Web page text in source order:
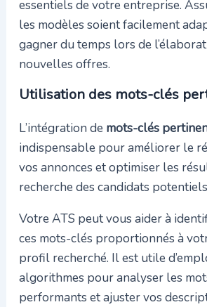
essentiels de votre entreprise.
les modèles soient facilement
gagner du temps lors de
nouvelles offres.
Utilisation des mots-clés
L’intégration de mots-clés
indispensable pour améliorer le
vos annonces et optimiser les
recherche des candidats
Votre ATS peut vous aider à
ces mots-clés proportionnés à
profil recherché. Il est utile
algorithmes pour analyser les
performants et ajuster vos